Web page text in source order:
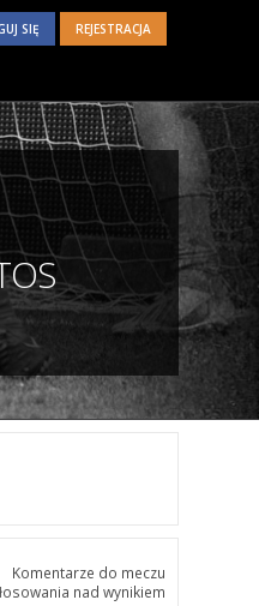
SIĘ REJESTRACJA
Komentarze do meczu
nad wynikiem